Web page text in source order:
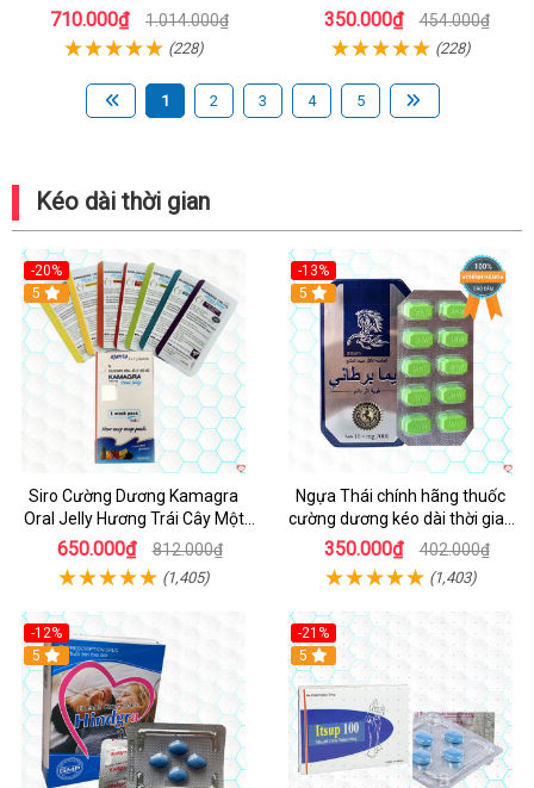
710.000₫ 1.014.000₫
(228)
An toàn
350.000₫ 454.000₫
(228)
1 2 3 4 5
Kéo dài thời gian
-20%
5
Siro Cường Dương Kamagra
Oral Jelly Hương Trái Cây Một
Hộp 7 Gói 100g
650.000₫ 812.000₫
(1,405)
-13%
Hot
5
Ngựa Thái chính hãng thuốc
cường dương kéo dài thời gian
cho Nam hộp 10 viên
350.000₫ 402.000₫
(1,403)
-12%
5
-21%
5